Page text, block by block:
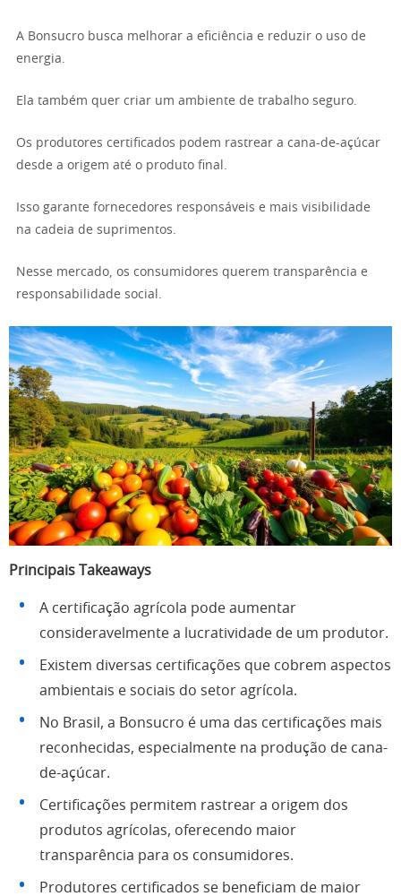
A Bonsucro busca melhorar a eficiência e reduzir o uso de
energia.
Ela também quer criar um ambiente de trabalho seguro.
Os produtores certificados podem rastrear a cana-de-açúcar
desde a origem até o produto final.
Isso garante fornecedores responsáveis e mais visibilidade
na cadeia de suprimentos.
Nesse mercado, os consumidores querem transparência e
responsabilidade social.
Principais Takeaways
A certificação agrícola pode aumentar
consideravelmente a lucratividade de um produtor.
Existem diversas certificações que cobrem aspectos
ambientais e sociais do setor agrícola.
No Brasil, a Bonsucro é uma das certificações mais
reconhecidas, especialmente na produção de cana-
de-açúcar.
Certificações permitem rastrear a origem dos
produtos agrícolas, oferecendo maior
transparência para os consumidores.
Produtores certificados se beneficiam de maior